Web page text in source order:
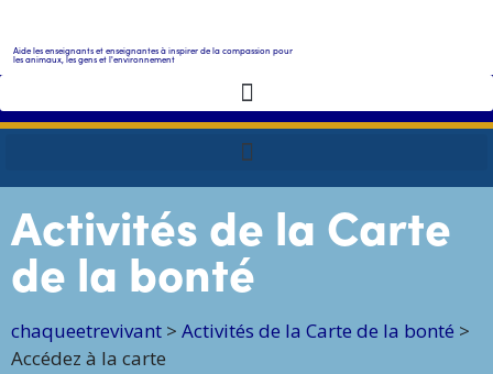
Aide les enseignants et enseignantes à inspirer de la compassion pour
les animaux, les gens et l'environnement
Activités de la Carte
de la bonté
chaqueetrevivant > Activités de la Carte de la bonté >
Accédez à la carte